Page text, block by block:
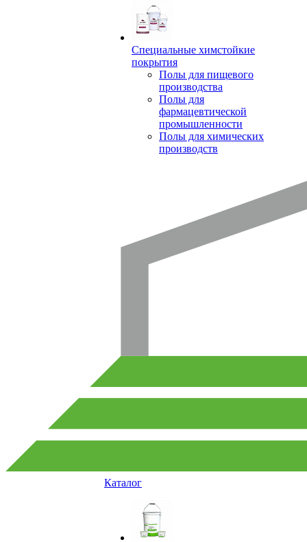
Специальные химстойкие
покрытия
Полы для пищевого
производства
Полы для
фармацевтической
промышленности
Полы для химических
производств
Каталог